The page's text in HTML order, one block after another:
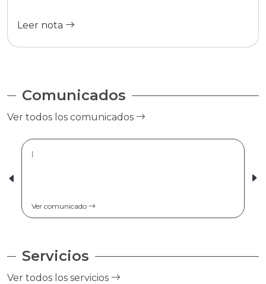
Leer nota
Comunicados
Ver todos los comunicados
|
Ver comunicado
Servicios
Ver todos los servicios